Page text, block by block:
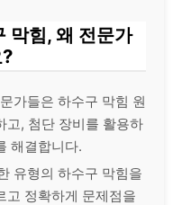
막힘, 왜 전문가
가들은 하수구 막힘 원
고, 첨단 장비를 활용하
해결합니다.
유형의 하수구 막힘을
고 정확하게 문제점을